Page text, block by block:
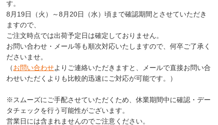
す。
8月19日（火）～8月20日（水）頃まで確認期間とさせていただき
ますので、
ご注文時点では出荷予定日は確定しておりません。
お問い合わせ・メール等も順次対応いたしますので、何卒ご了承く
ださいませ。
（お問い合わせよりご連絡いただきますと、メールで直接お問い合
わせいただくよりも比較的迅速にご対応が可能です。）
※スムーズにご手配させていただくため、休業期間中に確認・デー
タチェックを行う可能性がございます。
営業日には含まれませんのでご注意ください。